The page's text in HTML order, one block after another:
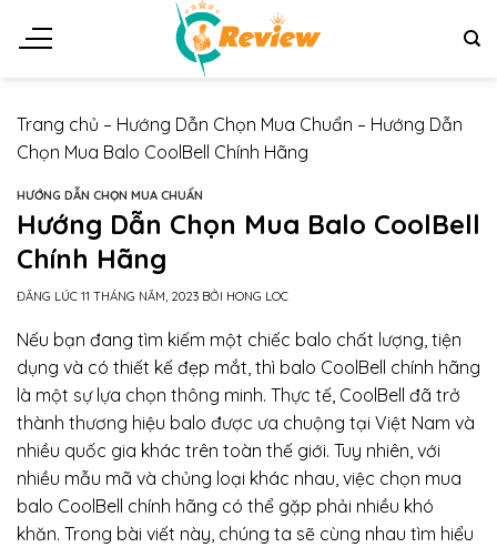
đến
Trang chủ – Hướng Dẫn Chọn Mua Chuẩn – Hướng Dẫn
Chọn Mua Balo CoolBell Chính Hãng
HƯỚNG DẪN CHỌN MUA CHUẨN
Hướng Dẫn Chọn Mua Balo CoolBell
Chính Hãng
ĐĂNG LÚC 11 THÁNG NĂM, 2023 BỞI HONG LOC
Nếu bạn đang tìm kiếm một chiếc balo chất lượng, tiện
dụng và có thiết kế đẹp mắt, thì balo CoolBell chính hãng
là một sự lựa chọn thông minh. Thực tế, CoolBell đã trở
thành thương hiệu balo được ưa chuộng tại Việt Nam và
nhiều quốc gia khác trên toàn thế giới. Tuy nhiên, với
nhiều mẫu mã và chủng loại khác nhau, việc chọn mua
balo CoolBell chính hãng có thể gặp phải nhiều khó
khăn. Trong bài viết này, chúng ta sẽ cùng nhau tìm hiểu